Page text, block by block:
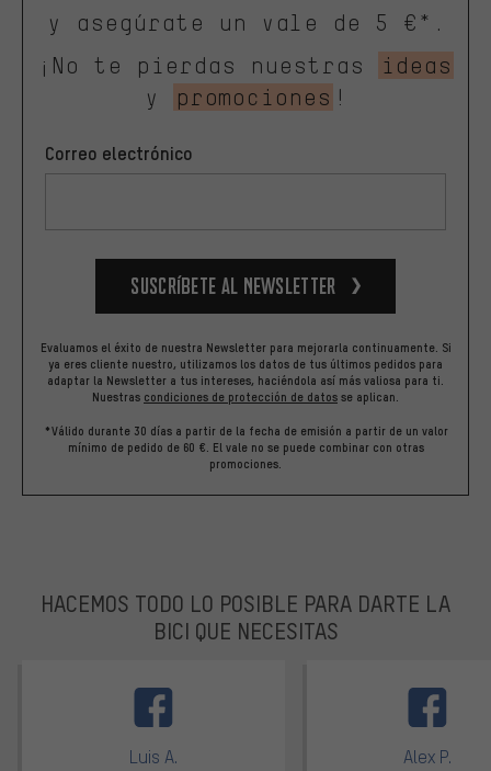
y asegúrate un vale de 5 €*.
¡No te pierdas nuestras
ideas
y
promociones !
Correo electrónico
Suscríbete al newsletter
Evaluamos el éxito de nuestra Newsletter para mejorarla continuamente. Si
ya eres cliente nuestro, utilizamos los datos de tus últimos pedidos para
adaptar la Newsletter a tus intereses, haciéndola así más valiosa para ti.
Nuestras condiciones de protección de datos se aplican.
*Válido durante 30 días a partir de la fecha de emisión a partir de un valor
mínimo de pedido de 60 €. El vale no se puede combinar con otras
promociones.
HACEMOS TODO LO POSIBLE PARA DARTE LA
BICI QUE NECESITAS
Luis A. Alex P.